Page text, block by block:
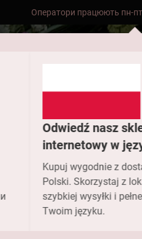
Odwiedź nasz
internetowy w
Kupuj wygodnie z
Polski. Skorzystaj z
szybkiej wysyłki i
Twoim języku.
Оператори працюють пн-
Безкоштовна доставка до